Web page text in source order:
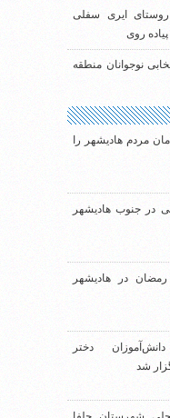
ایری سفلی
روی
نوجوانان منطقه
مردم هادیشهر را
در جنوب هادیشهر
در هادیشهر
دختر
شد